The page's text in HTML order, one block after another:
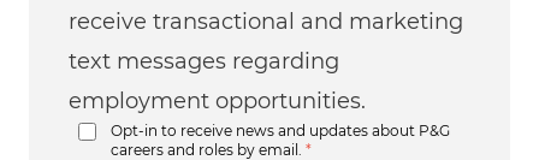
receive transactional and marketing
text messages regarding
employment opportunities.
Opt-in to receive news and updates about P&G
careers and roles by email.
*